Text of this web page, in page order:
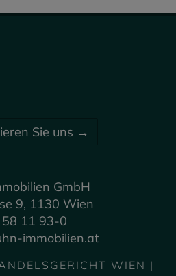
Sie uns →
GmbH
9, 1130 Wien
58 11 93-0
immobilien.at
WIEN |